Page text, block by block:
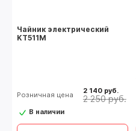
Чайник электрический
KT511M
Розничная цена 2 140 руб.
2 250 руб.
В наличии